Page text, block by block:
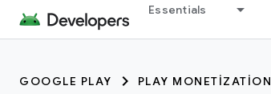
Essentials
GOOGLE PLAY PLAY MONETIZATION